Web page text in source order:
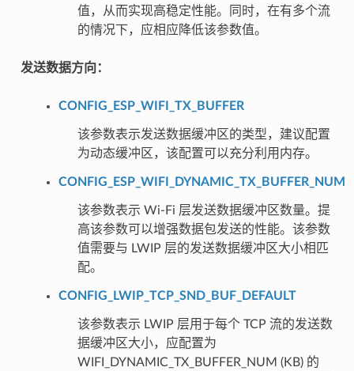
值，从而实现高稳定性能。同时，在有多个流
的情况下，应相应降低该参数值。
发送数据方向：
CONFIG_ESP_WIFI_TX_BUFFER
该参数表示发送数据缓冲区的类型，建议配置
为动态缓冲区，该配置可以充分利用内存。
CONFIG_ESP_WIFI_DYNAMIC_TX_BUFFER_NUM
该参数表示 Wi-Fi 层发送数据缓冲区数量。提
高该参数可以增强数据包发送的性能。该参数
值需要与 LWIP 层的发送数据缓冲区大小相匹
配。
CONFIG_LWIP_TCP_SND_BUF_DEFAULT
该参数表示 LWIP 层用于每个 TCP 流的发送数
据缓冲区大小，应配置为
WIFI_DYNAMIC_TX_BUFFER_NUM (KB) 的